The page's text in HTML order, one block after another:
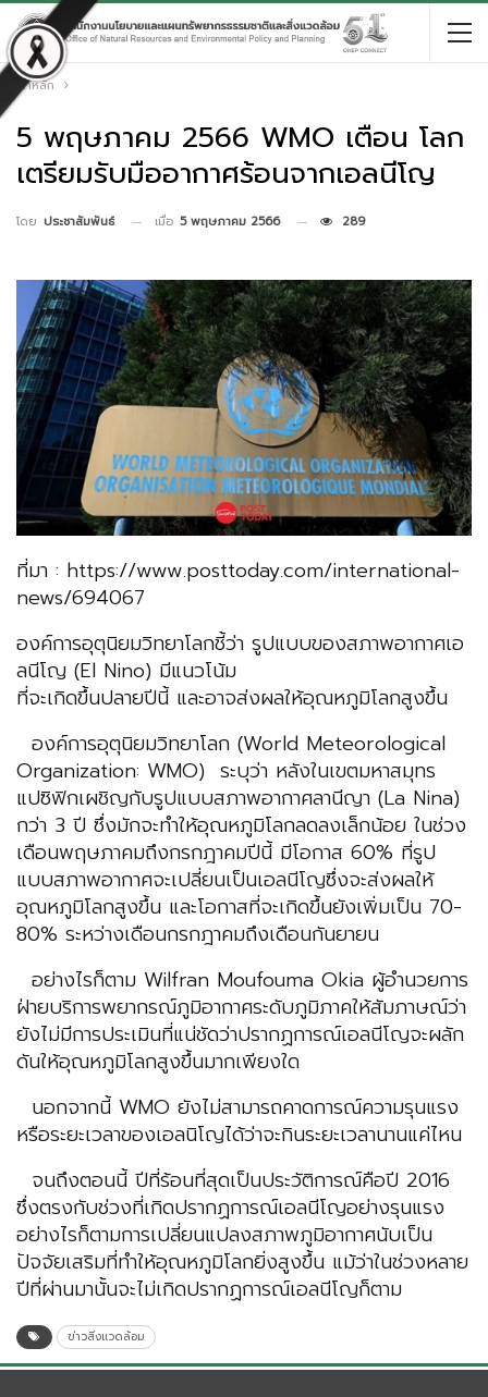
หน้าหลัก
5 พฤษภาคม 2566 WMO เตือน โลก
เตรียมรับมืออากาศร้อนจากเอลนีโญ
โดย ประชาสัมพันธ์ เมื่อ 5 พฤษภาคม 2566 289
ที่มา : https://www.posttoday.com/international-
news/694067
องค์การอุตุนิยมวิทยาโลกชี้ว่า รูปแบบของสภาพอากาศเอ
ลนีโญ (El Nino) มีแนวโน้ม
ที่จะเกิดขึ้นปลายปีนี้ และอาจส่งผลให้อุณหภูมิโลกสูงขึ้น
องค์การอุตุนิยมวิทยาโลก (World Meteorological
Organization: WMO) ระบุว่า หลังในเขตมหาสมุทร
แปซิฟิกเผชิญกับรูปแบบสภาพอากาศลานีญา (La Nina)
กว่า 3 ปี ซึ่งมักจะทำให้อุณหภูมิโลกลดลงเล็กน้อย ในช่วง
เดือนพฤษภาคมถึงกรกฎาคมปีนี้ มีโอกาส 60% ที่รูป
แบบสภาพอากาศจะเปลี่ยนเป็นเอลนีโญซึ่งจะส่งผลให้
อุณหภูมิโลกสูงขึ้น และโอกาสที่จะเกิดขึ้นยังเพิ่มเป็น 70-
80% ระหว่างเดือนกรกฎาคมถึงเดือนกันยายน
อย่างไรก็ตาม Wilfran Moufouma Okia ผู้อำนวยการ
ฝ่ายบริการพยากรณ์ภูมิอากาศระดับภูมิภาคให้สัมภาษณ์ว่า
ยังไม่มีการประเมินที่แน่ชัดว่าปรากฏการณ์เอลนีโญจะผลัก
ดันให้อุณหภูมิโลกสูงขึ้นมากเพียงใด
นอกจากนี้ WMO ยังไม่สามารถคาดการณ์ความรุนแรง
หรือระยะเวลาของเอลนิโญได้ว่าจะกินระยะเวลานานแค่ไหน
จนถึงตอนนี้ ปีที่ร้อนที่สุดเป็นประวัติการณ์คือปี 2016
ซึ่งตรงกับช่วงที่เกิดปรากฏการณ์เอลนีโญอย่างรุนแรง
อย่างไรก็ตามการเปลี่ยนแปลงสภาพภูมิอากาศนับเป็น
ปัจจัยเสริมที่ทำให้อุณหภูมิโลกยิ่งสูงขึ้น แม้ว่าในช่วงหลาย
ปีที่ผ่านมานั้นจะไม่เกิดปรากฏการณ์เอลนีโญก็ตาม
ข่าวสิ่งแวดล้อม